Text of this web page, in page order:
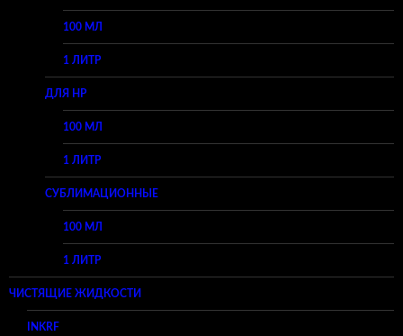
100 МЛ
1 ЛИТР
ДЛЯ HP
100 МЛ
1 ЛИТР
СУБЛИМАЦИОННЫЕ
100 МЛ
1 ЛИТР
ЧИСТЯЩИЕ ЖИДКОСТИ
INKRF